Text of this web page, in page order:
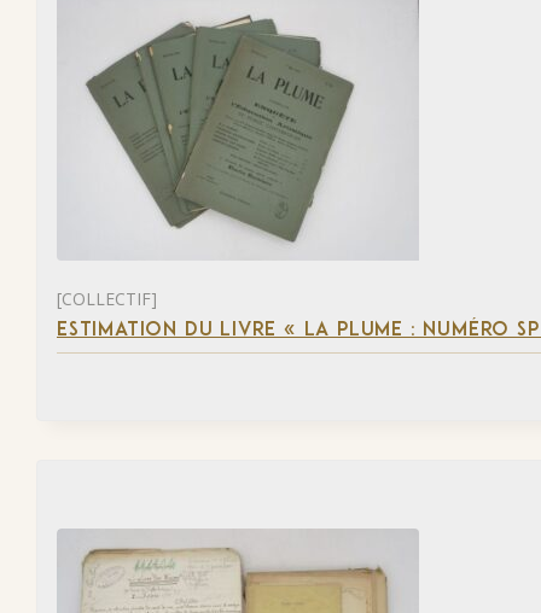
[COLLECTIF]
ESTIMATION DU LIVRE « LA PLUME : NUMÉRO